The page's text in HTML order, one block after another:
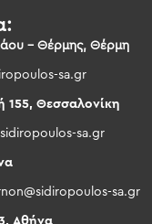
– Θέρμης, Θέρμη
sa.gr
155, Θεσσαλονίκη
sa.gr
sa.gr
Αθήνα